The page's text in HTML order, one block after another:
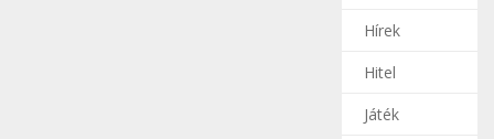
Hírek
Hitel
Játék